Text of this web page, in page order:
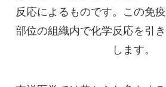
反応によるものです。この免
部位の組織内で化学反応を引
します。